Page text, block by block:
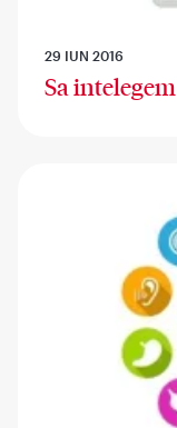
29 IUN 2016
Sa